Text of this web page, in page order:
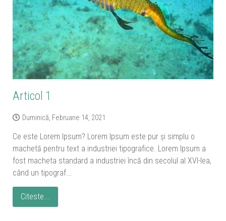
Articol 1
Duminică, Februarie 14, 2021
Ce este Lorem Ipsum? Lorem Ipsum este pur şi simplu o
machetă pentru text a industriei tipografice. Lorem Ipsum a
fost macheta standard a industriei încă din secolul al XVI-lea,
când un tipograf...
Citeste...